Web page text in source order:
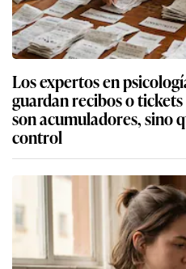
Los expertos en
guardan recibos o
son acumuladores, sino
control